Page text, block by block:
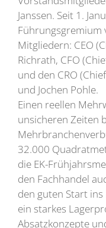
Janssen. Seit 1.
Führungsgremium
Mitgliedern: CEO
Richrath, CFO
und den CRO
und Jochen Pohle.
Einen reellen
unsicheren Zeiten
32.000
die EK-
den Fachhandel
den guten Start
ein starkes
Absatzkonzepte